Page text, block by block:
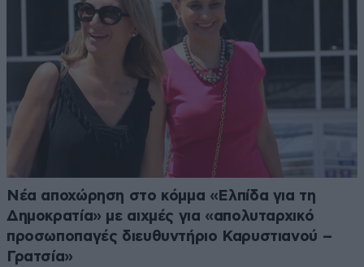
Νέα αποχώρηση στο κόμμα «Ελπίδα για τη
Δημοκρατία» με αιχμές για «απολυταρχικό
προσωποπαγές διευθυντήριο Καρυστιανού –
Γρατσία»